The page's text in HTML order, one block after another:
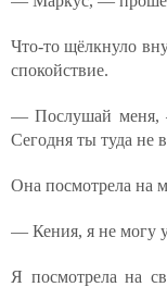
Что-то щёлкнуло
спокойствие.
— Послушай меня,
Сегодня ты туда не
Она посмотрела на
— Кения, я не могу
Я посмотрела на